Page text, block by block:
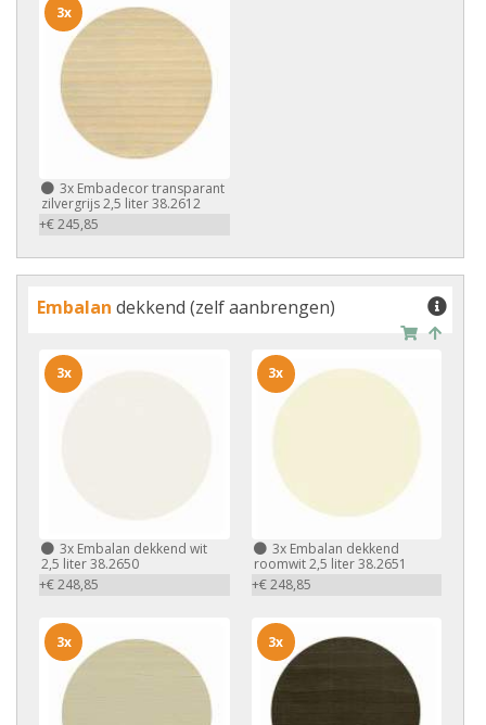
3x Embadecor transparant
zilvergrijs 2,5 liter 38.2612
+€ 245,85
3x
Embalan dekkend (zelf aanbrengen)
3x Embalan dekkend wit
2,5 liter 38.2650
+€ 248,85
3x
3xEmbalan dekkend
roomwit 2,5 liter 38.2651
+€ 248,85
3x
3x 3x